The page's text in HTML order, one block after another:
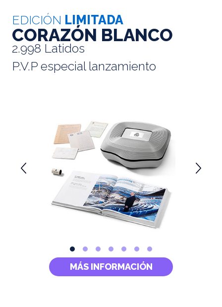
EDICIÓN LIMITADA
CORAZÓN BLANCO
2.998 Latidos
P.V.P especial lanzamiento
MÁS INFORMACIÓN